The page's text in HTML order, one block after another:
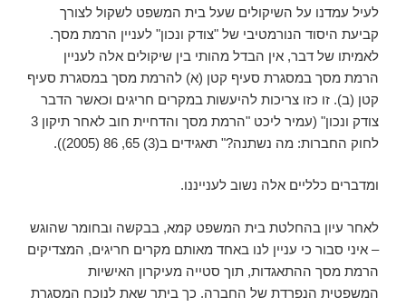
לעיל עמדנו על השיקולים שעל בית המשפט לשקול לצורך
קביעת היסוד הנורמטיבי של "צודק ונכון" לעניין הרמת מסך.
לאמיתו של דבר, אין הבדל מהותי בין שיקולים אלה לעניין
הרמת מסך במסגרת סעיף קטן (א) להרמת מסך במסגרת סעיף
קטן (ב). זו כזו צריכות להיעשות במקרים חריגים וכאשר הדבר
צודק ונכון" (עמיר ליכט "הרמת מסך והדחיית חוב לאחר תיקון 3
לחוק החברות: מה נשתנה?" תאגידים ב(3) 65, 86 (2005)).
ומדברים כלליים אלה נשוב לענייננו.
לאחר עיון בהחלטת בית המשפט קמא, בבקשה ובחומר שהוגש
– איני סבור כי עניין לנו באחד מאותם מקרים חריגים, המצדיקים
הרמת מסך ההתאגדות, תוך סטייה מעיקרון האישיות
המשפטית הנפרדת של החברה. כך ביתר שאת לנוכח המסגרת